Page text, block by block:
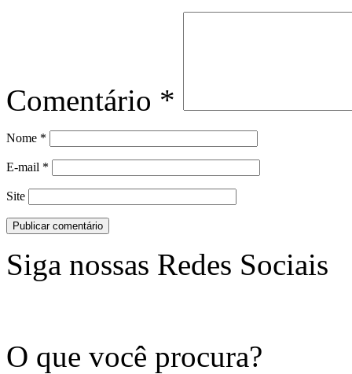
Comentário *
Nome *
E-mail *
Site
Siga nossas Redes Sociais
O que você procura?